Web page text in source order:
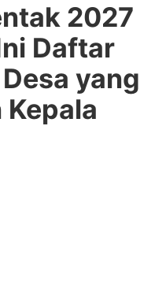
2027
Daftar
yang